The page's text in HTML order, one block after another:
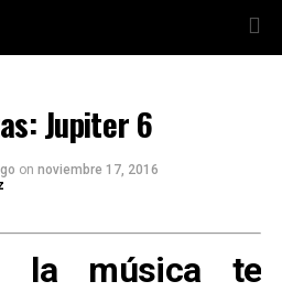
Jupiter 6
on noviembre 17, 2016
la música te